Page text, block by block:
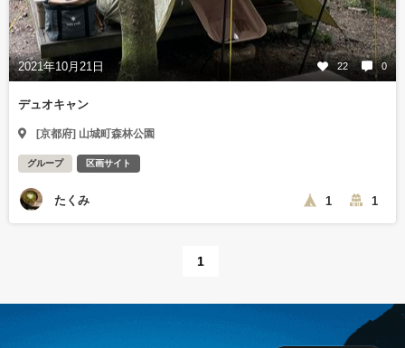
2021年10月21日 22 0
デュオキャン
[京都府] 山城町森林公園
グループ 区画サイト
たくみ 1 1
1